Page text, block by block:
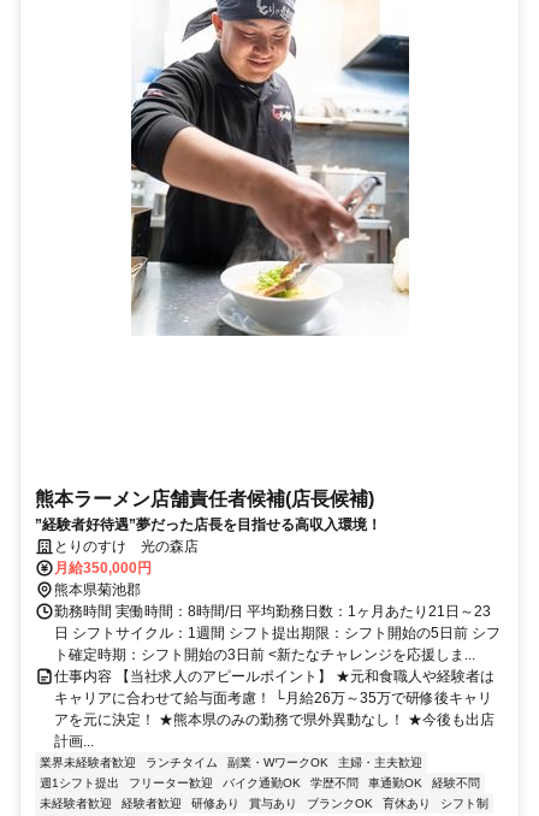
熊本ラーメン店舗責任者候補(店長候補)
”経験者好待遇”夢だった店長を目指せる高収入環境！
とりのすけ 光の森店
月給350,000円
熊本県菊池郡
勤務時間 実働時間：8時間/日 平均勤務日数：1ヶ月あたり21日～23
日 シフトサイクル：1週間 シフト提出期限：シフト開始の5日前 シフ
ト確定時期：シフト開始の3日前 <新たなチャレンジを応援しま...
仕事内容 【当社求人のアピールポイント】 ★元和食職人や経験者は
キャリアに合わせて給与面考慮！ └月給26万～35万で研修後キャリ
アを元に決定！ ★熊本県のみの勤務で県外異動なし！ ★今後も出店
計画...
業界未経験者歓迎 ランチタイム 副業・WワークOK
主婦・主夫歓迎
週1シフト提出
フリーター歓迎 バイク通勤OK 学歴不問 車通勤OK
経験不問
未経験者歓迎
経験者歓迎 研修あり 賞与あり ブランクOK 育休あり
シフト制